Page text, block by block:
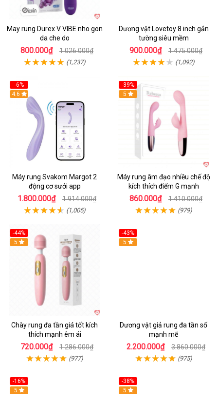
May rung Durex V VIBE nho gon
da che do
800.000₫ 1.026.000₫
(1,237)
Dương vật Lovetoy 8 inch gắn
tường siêu mềm
900.000₫ 1.475.000₫
(1,092)
-6%
4.6
Máy rung Svakom Margot 2
động cơ sưởi app
1.800.000₫ 1.914.000₫
(1,005)
-39%
Hot
5
Máy rung âm đạo nhiều chế độ
kích thích điểm G mạnh
860.000₫ 1.410.000₫
(979)
-44%
Hot
5
Chày rung đa tần giá tốt kích
thích mạnh êm ái
720.000₫ 1.286.000₫
(977)
-43%
Hot
5
Dương vật giả rung đa tần số
mạnh mẽ
2.200.000₫ 3.860.000₫
(975)
-16%
Hot
5
-38%
Hot
5